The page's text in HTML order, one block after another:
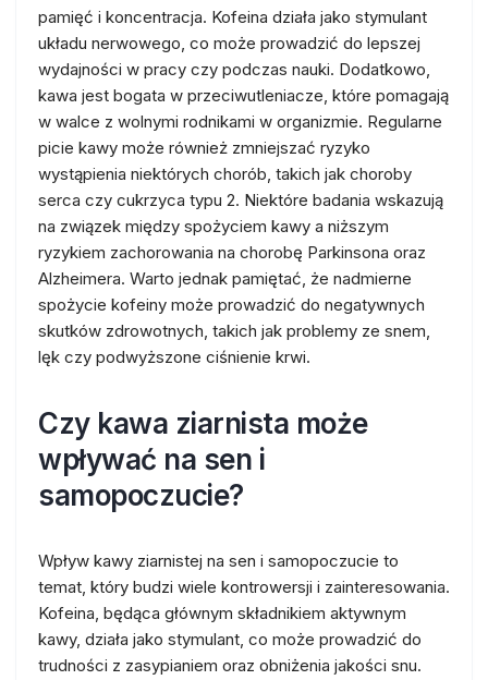
pamięć i koncentracja. Kofeina działa jako stymulant
układu nerwowego, co może prowadzić do lepszej
wydajności w pracy czy podczas nauki. Dodatkowo,
kawa jest bogata w przeciwutleniacze, które pomagają
w walce z wolnymi rodnikami w organizmie. Regularne
picie kawy może również zmniejszać ryzyko
wystąpienia niektórych chorób, takich jak choroby
serca czy cukrzyca typu 2. Niektóre badania wskazują
na związek między spożyciem kawy a niższym
ryzykiem zachorowania na chorobę Parkinsona oraz
Alzheimera. Warto jednak pamiętać, że nadmierne
spożycie kofeiny może prowadzić do negatywnych
skutków zdrowotnych, takich jak problemy ze snem,
lęk czy podwyższone ciśnienie krwi.
Czy kawa ziarnista może
wpływać na sen i
samopoczucie?
Wpływ kawy ziarnistej na sen i samopoczucie to
temat, który budzi wiele kontrowersji i zainteresowania.
Kofeina, będąca głównym składnikiem aktywnym
kawy, działa jako stymulant, co może prowadzić do
trudności z zasypianiem oraz obniżenia jakości snu.